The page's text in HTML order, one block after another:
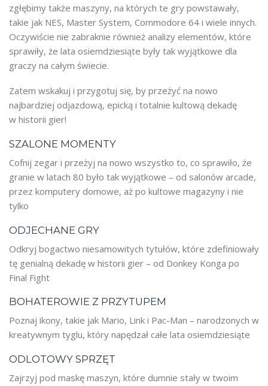
zgłębimy także maszyny, na których te gry powstawały,
takie jak NES, Master System, Commodore 64 i wiele innych.
Oczywiście nie zabraknie również analizy elementów, które
sprawiły, że lata osiemdziesiąte były tak wyjątkowe dla
graczy na całym świecie.
Zatem wskakuj i przygotuj się, by przeżyć na nowo
najbardziej odjazdową, epicką i totalnie kultową dekadę
w historii gier!
SZALONE MOMENTY
Cofnij zegar i przeżyj na nowo wszystko to, co sprawiło, że
granie w latach 80 było tak wyjątkowe – od salonów arcade,
przez komputery domowe, aż po kultowe magazyny i nie
tylko
ODJECHANE GRY
Odkryj bogactwo niesamowitych tytułów, które zdefiniowały
tę genialną dekadę w historii gier – od Donkey Konga po
Final Fight
BOHATEROWIE Z PRZYTUPEM
Poznaj ikony, takie jak Mario, Link i Pac-Man – narodzonych w
kreatywnym tyglu, który napędzał całe lata osiemdziesiąte
ODLOTOWY SPRZĘT
Zajrzyj pod maskę maszyn, które dumnie stały w twoim